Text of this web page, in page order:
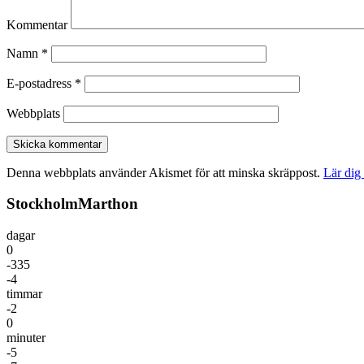
Kommentar
Namn *
E-postadress *
Webbplats
Denna webbplats använder Akismet för att minska skräppost. Lär dig
StockholmMarthon
dagar
0
-335
-4
timmar
-2
0
minuter
-5